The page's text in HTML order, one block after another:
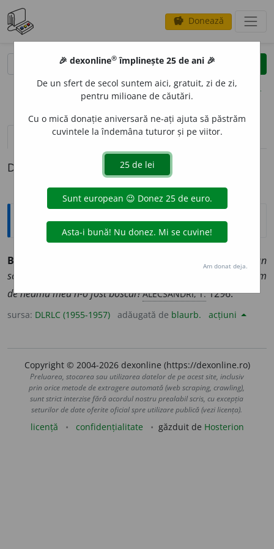
savings Donează
clear
opțiuni
definiții (1)
Definiția cu ID-ul 900332:
Explicative DEX
BOSC
Bun
scamator ești.
Eu, cucoană?... Ferească dumnezeu!... Neam
de neamu meu n-o fost boscar!ALECSANDRI, T.1296.
sursa: DLRLC (1955-1957) adăugată de blaurb. acțiuni
Copyright © 2004-2026 dexonline (https://dexonline.ro)
Preluarea, stocarea sau utilizarea datelor de pe acest site, inclusiv
prin orice metode de extragere automată (web scraping, crawling),
sunt strict interzise fără acordul nostru prealabil scris, cu excepția
seturilor de date oferite oficial spre utilizare publică (vezi licența).
licență confidențialitate găzduit de Hosterion
🎉 dexonline® împlinește 25 de ani 🎉
De un sfert de secol suntem aici, gratuit, zi de zi,
pentru milioane de căutări.
Cu o mică donație aniversară ne-ați ajuta să păstrăm
cuvintele la îndemâna tuturor și pe viitor.
Am donat deja.